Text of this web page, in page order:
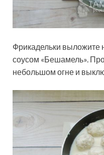
Фрикадельки выложите
соусом «Бешамель».
небольшом огне и